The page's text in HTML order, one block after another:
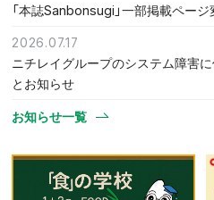
「本誌Sanbonsugi」一部掲載ペー
2026.07.17
ニチレイグループのシステム障害
とお知らせ
お知らせ一覧